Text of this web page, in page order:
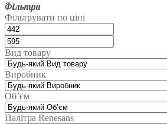
Фільтри
Фільтрувати по ціні
Вид товару
Виробник
Об’єм
Палітра Renesans